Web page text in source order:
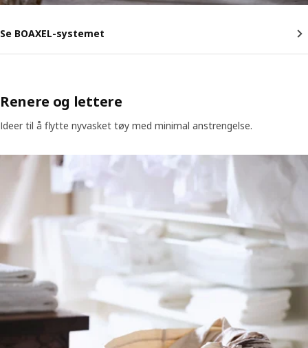
Se BOAXEL-systemet
Renere og lettere
Ideer til å flytte nyvasket tøy med minimal anstrengelse.